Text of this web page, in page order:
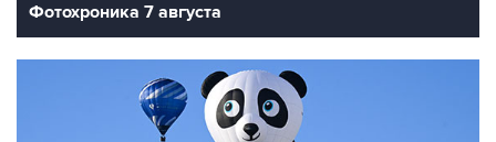
Фотохроника 7 августа